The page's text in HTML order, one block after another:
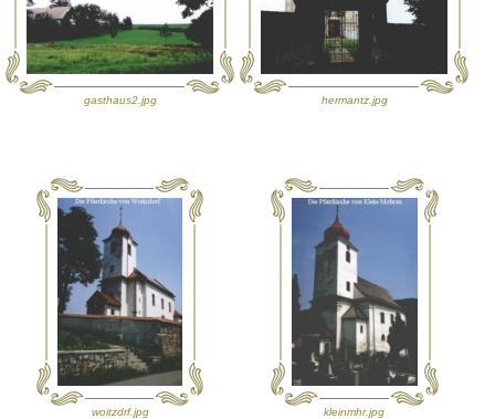
gasthaus2.jpg hermantz.jpg
woitzdrf.jpg kleinmhr.jpg